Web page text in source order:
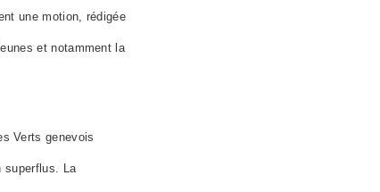
une motion, rédigée
et notamment la
Verts genevois
superflus. La